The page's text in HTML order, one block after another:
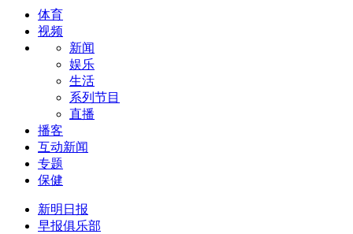
体育
视频
新闻
娱乐
生活
系列节目
直播
播客
互动新闻
专题
保健
新明日报
早报俱乐部